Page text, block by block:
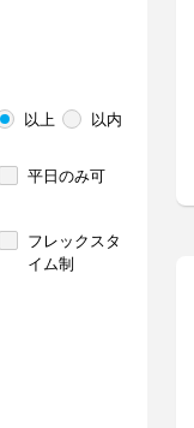
以上 以内
平日のみ可
フレックスタ
イム制